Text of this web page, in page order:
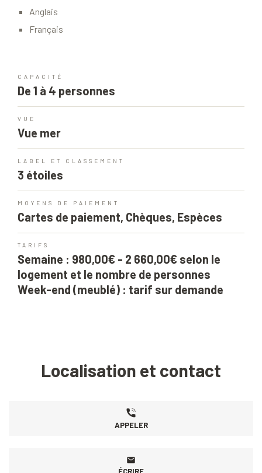
Anglais
Français
CAPACITÉ
De 1 à 4 personnes
VUE
Vue mer
LABEL ET CLASSEMENT
3 étoiles
MOYENS DE PAIEMENT
Cartes de paiement, Chèques, Espèces
TARIFS
Semaine : 980,00€ - 2 660,00€ selon le
logement et le nombre de personnes
Week-end (meublé) : tarif sur demande
Localisation et contact
APPELER
ÉCRIRE